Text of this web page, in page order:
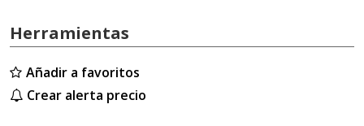
Herramientas
Añadir a favoritos
Crear alerta precio